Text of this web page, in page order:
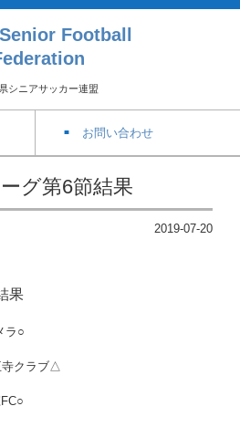
Football
シニアサッカー連盟
お問い合わせ
グ第6節結果
2019-07-20
果
ラ○
クラブ△